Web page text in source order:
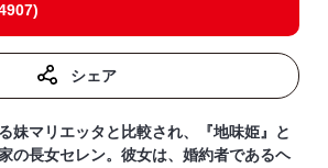
シェア
妹マリエッタと比較され、『地味姫』と
の長女セレン。彼女は、婚約者であるヘ